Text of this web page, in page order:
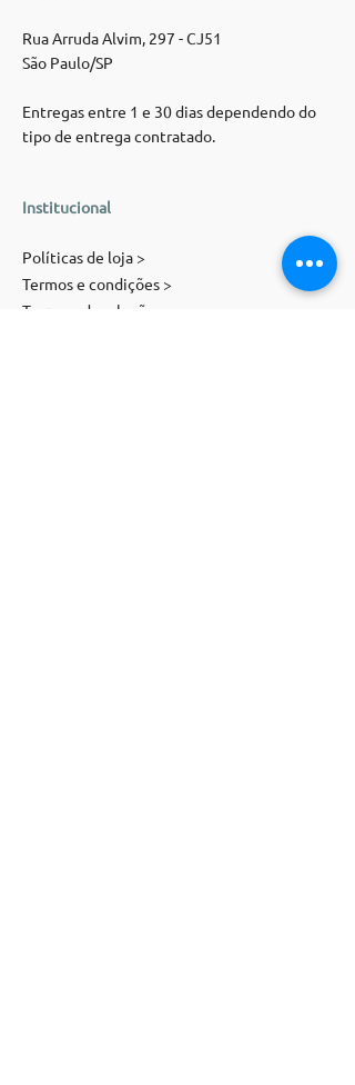
Rua Arruda Alvim, 297 - CJ51
São Paulo/SP
Entregas entre 1 e 30 dias dependendo do
tipo de entrega contratado.
Institucional
Políticas de loja >
Termos e condições >
Trocas e devoluções >